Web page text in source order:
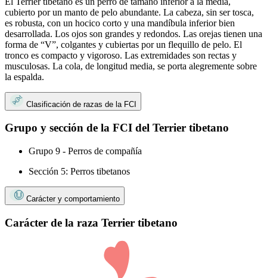
cubierto por un manto de pelo abundante. La cabeza, sin ser tosca,
es robusta, con un hocico corto y una mandíbula inferior bien
desarrollada. Los ojos son grandes y redondos. Las orejas tienen una
forma de “V”, colgantes y cubiertas por un flequillo de pelo. El
tronco es compacto y vigoroso. Las extremidades son rectas y
musculosas. La cola, de longitud media, se porta alegremente sobre
la espalda.
Clasificación de razas de la FCI
Grupo y sección de la FCI del Terrier tibetano
Grupo 9 - Perros de compañía
Sección 5: Perros tibetanos
Carácter y comportamiento
Carácter de la raza Terrier tibetano